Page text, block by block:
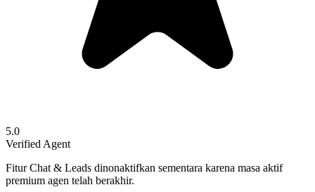
5.0
Verified Agent
Fitur Chat & Leads dinonaktifkan sementara karena masa aktif
premium agen telah berakhir.